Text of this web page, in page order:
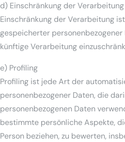
d) Einschränkung der Verarbeitung
Einschränkung der Verarbeitung
gespeicherter
künftige Verarbeitung
e) Profiling
Profiling ist jede Art der
personenbezogener Daten, die
personenbezogenen Daten
bestimmte persönliche Aspekte,
Person beziehen, zu bewerten,